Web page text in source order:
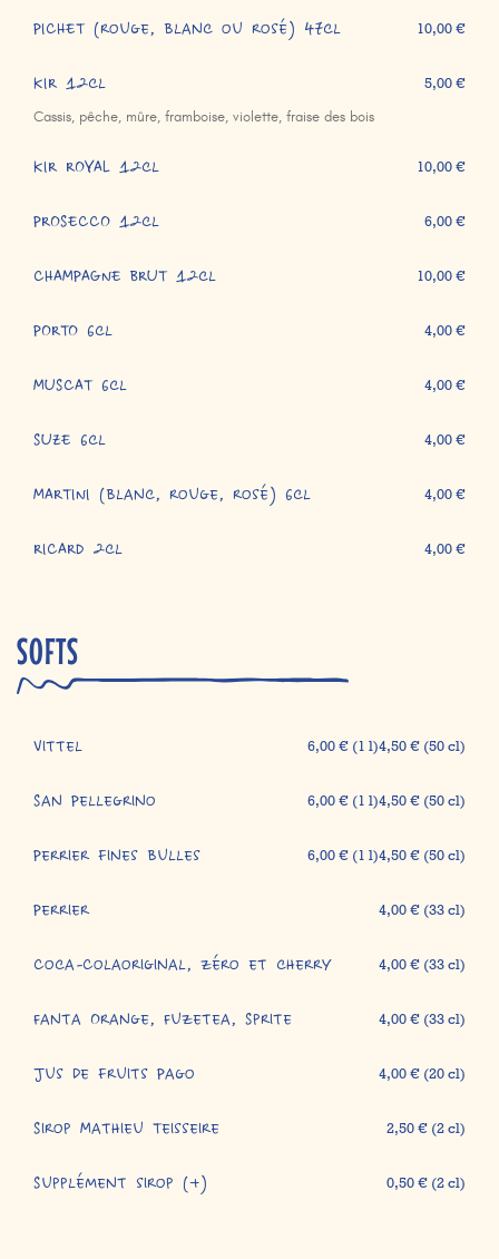
PICHET (rouge, blanc ou rosé) 47cl 10,00 €
KIR 12cl
Cassis, pêche, mûre, framboise, violette, fraise des bois
5,00 €
KIR ROYAL 12cl 10,00 €
PROSECCO 12cl 6,00 €
CHAMPAGNE BRUT 12cl 10,00 €
PORTO 6cl 4,00 €
MUSCAT 6cl 4,00 €
SUZE 6cl 4,00 €
MARTINI (blanc, rouge, rosé) 6cl 4,00 €
RICARD 2cl 4,00 €
SOFTS
Vittel 6,00 € (1 l)4,50 € (50 cl)
San Pellegrino 6,00 € (1 l)4,50 € (50 cl)
Perrier fines bulles 6,00 € (1 l)4,50 € (50 cl)
Perrier 4,00 € (33 cl)
Coca-Colaoriginal, zéro et cherry 4,00 € (33 cl)
Fanta Orange, Fuzetea, Sprite 4,00 € (33 cl)
Jus de fruits Pago 4,00 € (20 cl)
Sirop Mathieu Teisseire 2,50 € (2 cl)
Supplément sirop (+) 0,50 € (2 cl)